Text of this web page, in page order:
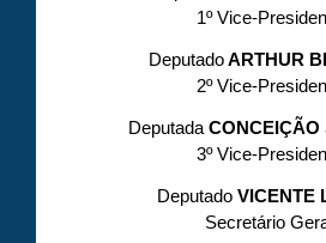
1º Vice-
DeputadoARTHUR
2º Vice-
Deputada CONCEIÇÃO
3º Vice-
DeputadoVICENTE
Secretário